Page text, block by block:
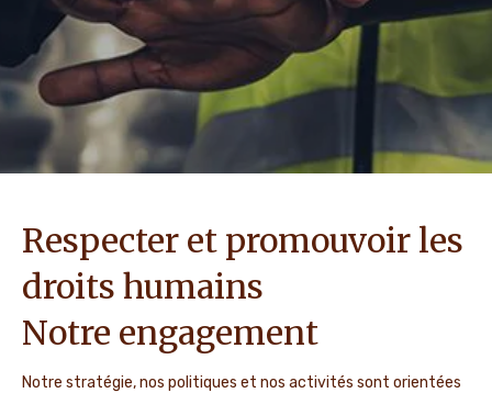
Respecter et promouvoir les
droits humains
Notre engagement
Notre stratégie, nos politiques et nos activités sont orientées